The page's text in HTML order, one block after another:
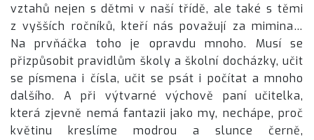
vztahů nejen s dětmi v naší třídě, ale také s těmi
z vyšších ročníků, kteří nás považují za mimina…
Na prvňáčka toho je opravdu mnoho. Musí se
přizpůsobit pravidlům školy a školní docházky, učit
se písmena i čísla, učit se psát i počítat a mnoho
dalšího. A při výtvarné výchově paní učitelka,
která zjevně nemá fantazii jako my, nechápe, proč
květinu kreslíme modrou a slunce černě,